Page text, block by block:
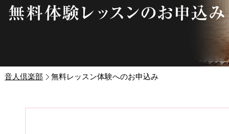
音人倶楽部 無料レッスン体験へのお申込み